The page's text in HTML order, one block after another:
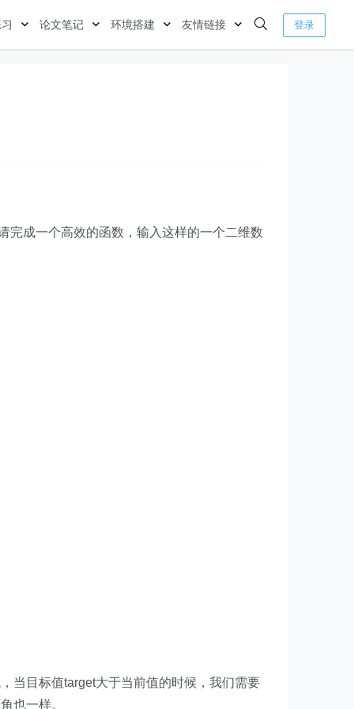
论文笔记 环境搭建 友情链接 登录
完成一个高效的函数，输入这样的一个二维数
当目标值target大于当前值的时候，我们需要
也一样。